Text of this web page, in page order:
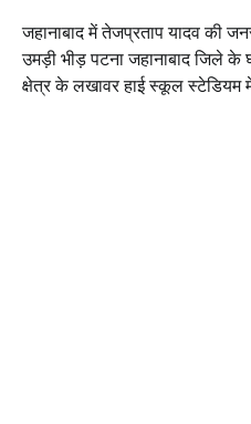
जहानाबाद में तेजप्रताप यादव की
उमड़ी भीड़ पटना जहानाबाद जिले के
क्षेत्र के लखावर हाई स्कूल स्टेडियम